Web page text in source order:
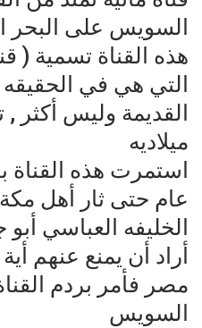
السويس على البحر
هذه القناة تسمية (
التي هي في الحقيقه
ميلاديه
عام حتى ثار أهل
الخليفه العباسي
أراد أن يمنع عنهم
مصر فأمر بردم
السويس